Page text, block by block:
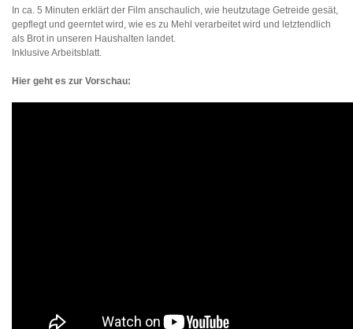
In ca. 5 Minuten erklärt der Film anschaulich, wie heutzutage Getreide gesät,
gepflegt und geerntet wird, wie es zu Mehl verarbeitet wird und letztendlich
als Brot in unseren Haushalten landet.
Inklusive Arbeitsblatt.
Hier geht es zur Vorschau: